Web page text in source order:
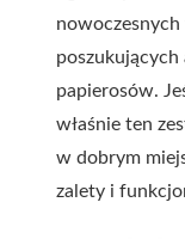
papierosów.
właśnie ten
w dobrym
zalety i